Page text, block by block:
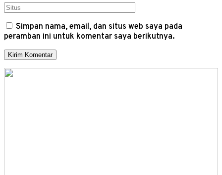
Simpan nama, email, dan situs web saya pada
peramban ini untuk komentar saya berikutnya.